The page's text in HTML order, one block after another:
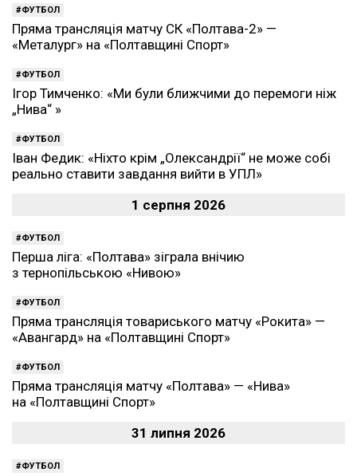
ФУТБОЛ
Пряма трансляція матчу СК «Полтава-2» —
«Металург» на «Полтавщині Спорт»
ФУТБОЛ
Ігор Тимченко: «Ми були ближчими до перемоги ніж
„Нива“ »
ФУТБОЛ
Іван Федик: «Ніхто крім „Олександрії“ не може собі
реально ставити завдання вийти в УПЛ»
1 серпня 2026
ФУТБОЛ
Перша ліга: «Полтава» зіграла внічию
з тернопільською «Нивою»
ФУТБОЛ
Пряма трансляція товариського матчу «Рокита» —
«Авангард» на «Полтавщині Спорт»
ФУТБОЛ
Пряма трансляція матчу «Полтава» — «Нива»
на «Полтавщині Спорт»
31 липня 2026
ФУТБОЛ